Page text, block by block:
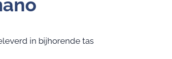
in bijhorende tas